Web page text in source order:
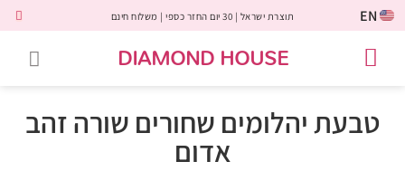
EN תוצרת ישראל | 30 יום החזר כספי | משלוח חינם
DIAMOND HOUSE
טבעת יהלומים שחורים שורה זהב
אדום